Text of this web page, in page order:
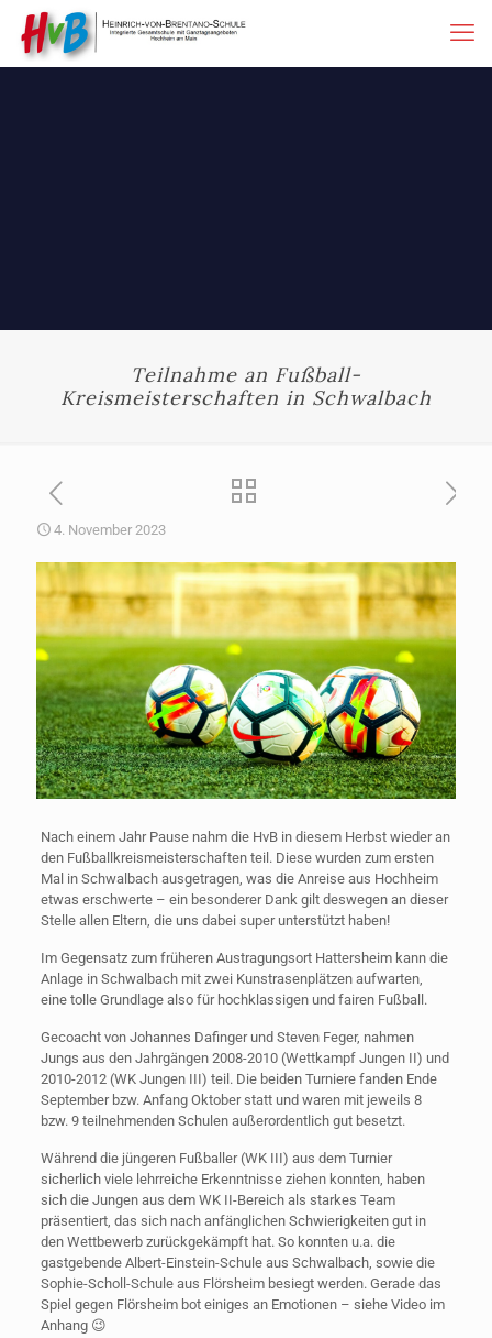
Teilnahme an Fußball-
Kreismeisterschaften in Schwalbach
4. November 2023
Nach einem Jahr Pause nahm die HvB in diesem Herbst wieder an
den Fußballkreismeisterschaften teil. Diese wurden zum ersten
Mal in Schwalbach ausgetragen, was die Anreise aus Hochheim
etwas erschwerte – ein besonderer Dank gilt deswegen an dieser
Stelle allen Eltern, die uns dabei super unterstützt haben!
Im Gegensatz zum früheren Austragungsort Hattersheim kann die
Anlage in Schwalbach mit zwei Kunstrasenplätzen aufwarten,
eine tolle Grundlage also für hochklassigen und fairen Fußball.
Gecoacht von Johannes Dafinger und Steven Feger, nahmen
Jungs aus den Jahrgängen 2008-2010 (Wettkampf Jungen II) und
2010-2012 (WK Jungen III) teil. Die beiden Turniere fanden Ende
September bzw. Anfang Oktober statt und waren mit jeweils 8
bzw. 9 teilnehmenden Schulen außerordentlich gut besetzt.
Während die jüngeren Fußballer (WK III) aus dem Turnier
sicherlich viele lehrreiche Erkenntnisse ziehen konnten, haben
sich die Jungen aus dem WK II-Bereich als starkes Team
präsentiert, das sich nach anfänglichen Schwierigkeiten gut in
den Wettbewerb zurückgekämpft hat. So konnten u.a. die
gastgebende Albert-Einstein-Schule aus Schwalbach, sowie die
Sophie-Scholl-Schule aus Flörsheim besiegt werden. Gerade das
Spiel gegen Flörsheim bot einiges an Emotionen – siehe Video im
Anhang 😉